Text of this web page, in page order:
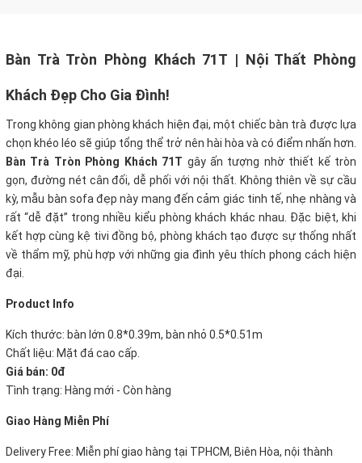
Bàn Trà Tròn Phòng Khách 71T | Nội Thất Phòng
Khách Đẹp Cho Gia Đình!
Trong không gian phòng khách hiện đại, một chiếc bàn trà được lựa
chọn khéo léo sẽ giúp tổng thể trở nên hài hòa và có điểm nhấn hơn.
Bàn Trà Tròn Phòng Khách 71T gây ấn tượng nhờ thiết kế tròn
gọn, đường nét cân đối, dễ phối với nội thất. Không thiên về sự cầu
kỳ, mẫu bàn sofa đẹp này mang đến cảm giác tinh tế, nhẹ nhàng và
rất “dễ đặt” trong nhiều kiểu phòng khách khác nhau. Đặc biệt, khi
kết hợp cùng kệ tivi đồng bộ, phòng khách tạo được sự thống nhất
về thẩm mỹ, phù hợp với những gia đình yêu thích phong cách hiện
đại.
Product Info
Kích thước: bàn lớn 0.8*0.39m, bàn nhỏ 0.5*0.51m
Chất liệu: Mặt đá cao cấp.
Giá bán: 0đ
Tình trạng: Hàng mới - Còn hàng
Giao Hàng Miễn Phí
Delivery Free: Miễn phí giao hàng tại TPHCM, Biên Hòa, nội thành